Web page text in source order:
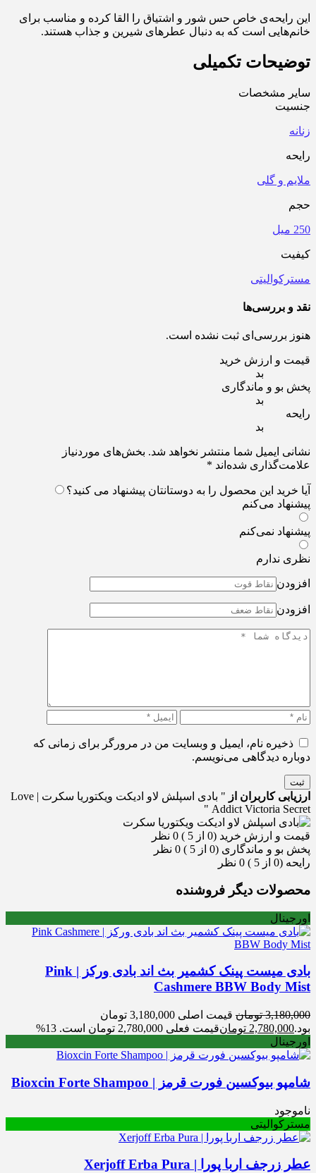
این رایحه‌ی خاص حس شور و اشتیاق را القا کرده و مناسب برای
خانم‌هایی است که به دنبال عطرهای شیرین و جذاب هستند.
توضیحات تکمیلی
سایر مشخصات
جنسیت
زنانه
رایحه
ملایم و گلی
حجم
250 میل
کیفیت
مسترکوالیتی
نقد و بررسی‌ها
هنوز بررسی‌ای ثبت نشده است.
قیمت و ارزش خرید
بد
پخش بو و ماندگاری
بد
رایحه
بد
نشانی ایمیل شما منتشر نخواهد شد. بخش‌های موردنیاز
علامت‌گذاری شده‌اند *
آیا خرید این محصول را به دوستانتان پیشنهاد می کنید؟
پیشنهاد می‌کنم
پیشنهاد نمی‌کنم
نظری ندارم
افزودن
افزودن
ذخیره نام، ایمیل و وبسایت من در مرورگر برای زمانی که
دوباره دیدگاهی می‌نویسم.
ثبت
ارزیابی کاربران از
" بادی اسپلش لاو ادیکت ویکتوریا سکرت | Love
Addict Victoria Secret "
قیمت و ارزش خرید (0 از 5 )
0 نظر
پخش بو و ماندگاری (0 از 5 )
0 نظر
رایحه (0 از 5 )
0 نظر
محصولات دیگر فروشنده
اورجینال
بادی میست پینک کشمیر بث اند بادی ورکز | Pink
Cashmere BBW Body Mist
3,180,000 تومان
قیمت اصلی 3,180,000 تومان
بود.2,780,000 تومانقیمت فعلی 2,780,000 تومان است.
13%
اورجینال
شامپو بیوکسین فورت قرمز | Bioxcin Forte Shampoo
ناموجود
مسترکوالیتی
عطر زرجف اربا پورا | Xerjoff Erba Pura